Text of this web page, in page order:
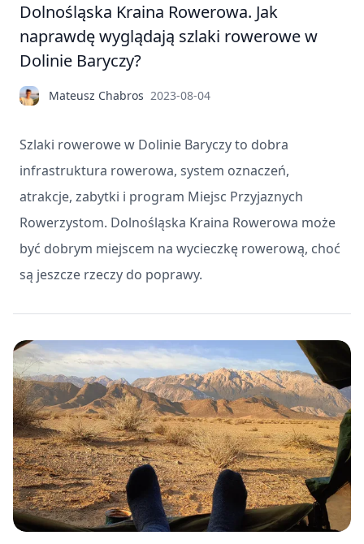
Dolnośląska Kraina Rowerowa. Jak
naprawdę wyglądają szlaki rowerowe w
Dolinie Baryczy?
Mateusz Chabros 2023-08-04
Szlaki rowerowe w Dolinie Baryczy to dobra
infrastruktura rowerowa, system oznaczeń,
atrakcje, zabytki i program Miejsc Przyjaznych
Rowerzystom. Dolnośląska Kraina Rowerowa może
być dobrym miejscem na wycieczkę rowerową, choć
są jeszcze rzeczy do poprawy.